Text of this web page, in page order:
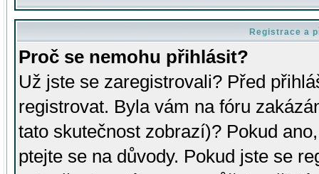
Registrace a
Proč se nemohu přihlásit?
Už jste se zaregistrovali? Před
registrovat. Byla vám na fóru
tato skutečnost zobrazí)? Pokud
ptejte se na důvody. Pokud jste se